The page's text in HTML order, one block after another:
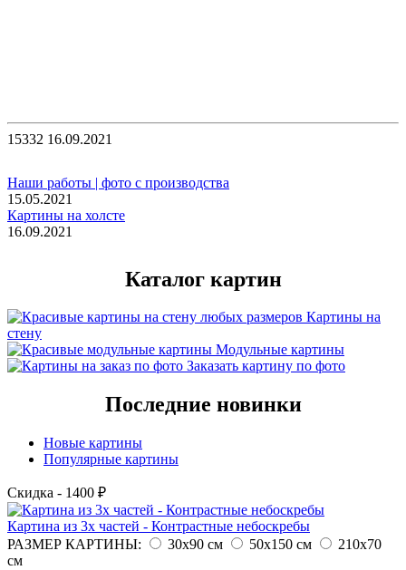
15332 16.09.2021
Наши работы | фото с производства
15.05.2021
Картины на холсте
16.09.2021
Каталог картин
Картины на
стену
Модульные картины
Заказать картину по фото
Последние новинки
Новые картины
Популярные картины
Скидка - 1400 ₽
Картина из 3х частей - Контрастные небоскребы
РАЗМЕР КАРТИНЫ:
30х90 см 50х150 см
210х70
см